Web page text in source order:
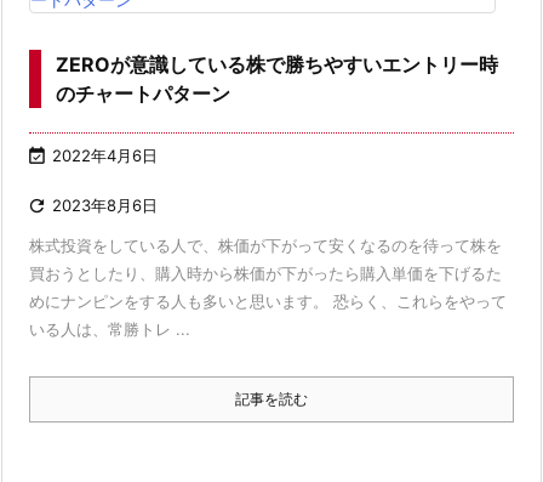
ZEROが意識している株で勝ちやすいエントリー時
のチャートパターン
 2022年4月6日
 2023年8月6日
株式投資をしている人で、株価が下がって安くなるのを待って株を
買おうとしたり、購入時から株価が下がったら購入単価を下げるた
めにナンピンをする人も多いと思います。 恐らく、これらをやって
いる人は、常勝トレ ...
記事を読む